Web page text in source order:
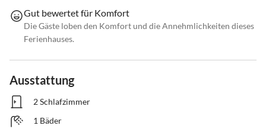
Gut bewertet für Komfort
Die Gäste loben den Komfort und die Annehmlichkeiten dieses
Ferienhauses.
Ausstattung
2 Schlafzimmer
1 Bäder